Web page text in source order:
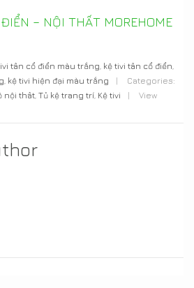
– NỘI THẤT MOREHOME
tân cổ điển màu trắng, kệ tivi tân cổ điển,
, kệ tivi hiện đại màu trắng |
Categories:
nội thât, Tủ kệ trang trí, Kệ tivi |
View